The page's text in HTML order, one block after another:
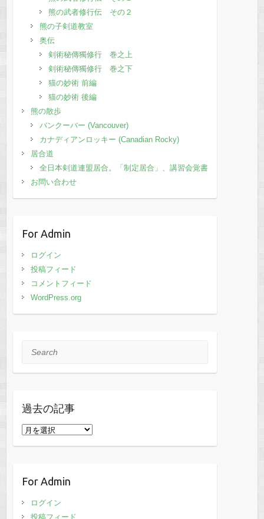
熊の武者修行伝 その２
熊の子剣道教室
奥伝
剣術秘傳獨修行 巻之上
剣術秘傳獨修行 巻之下
猫の妙術 前編
猫の妙術 後編
熊の散歩
バンクーバー (Vancouver)
カナディアンロッキー (Canadian Rocky)
居合道
全日本剣道連盟居合。「制定居合」、講習会覚書
お問い合わせ
For Admin
ログイン
投稿フィード
コメントフィード
WordPress.org
Search
過去の記事
過
事
For Admin
ログイン
投稿フィード